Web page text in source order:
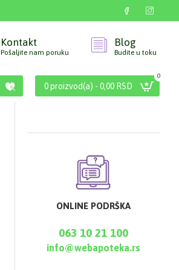
Kontakt
Pošaljite nam poruku
Blog
Budite u toku
0 proizvod(a) - 0,00 RSD
0
ONLINE PODRŠKA
063 10 21 100
info@webapoteka.rs